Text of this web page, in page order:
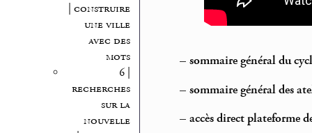
| construire
une ville
avec des
mots
6 |
recherches
sur la
nouvelle
– sommaire général du
– sommaire général des
– accès direct plateforme